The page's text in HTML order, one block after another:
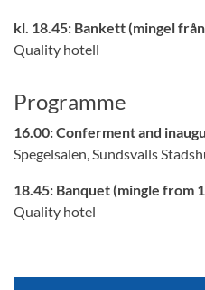
kl. 18.45: Bankett (mingel
Quality hotell
Programme
16.00:Conferment and
Spegelsalen, Sundsvalls
18.45: Banquet (mingle from
Quality hotel